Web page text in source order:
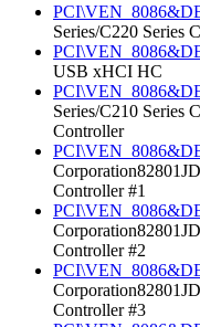
Series/C220 Series
USB xHCI HC
Series/C210 Series
Controller
Controller #1
Controller #2
Controller #3